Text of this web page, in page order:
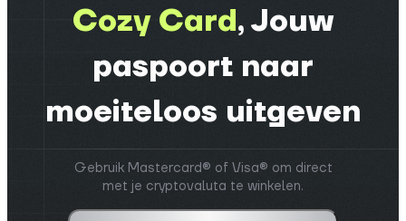
Cozy Card,Jouw
paspoort naar
moeiteloos uitgeven
Gebruik Mastercard® of Visa® om direct
met je cryptovaluta te winkelen.